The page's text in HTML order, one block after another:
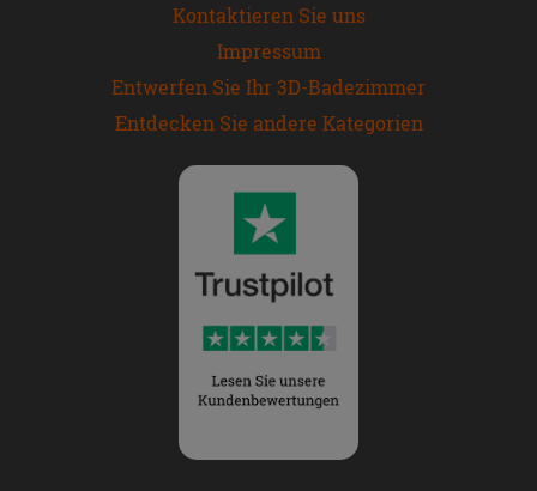
Kontaktieren Sie uns
Impressum
Entwerfen Sie Ihr 3D-Badezimmer
Entdecken Sie andere Kategorien